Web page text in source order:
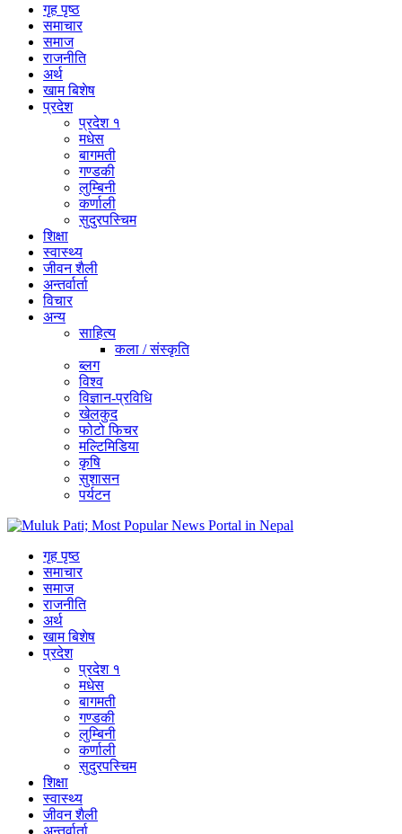
गृह पृष्ठ
समाचार
समाज
राजनीति
अर्थ
खाम बिशेष
प्रदेश
प्रदेश १
मधेस
बागमती
गण्डकी
लुम्बिनी
कर्णाली
सुदुरपस्चिम
शिक्षा
स्वास्थ्य
जीवन शैली
अन्तर्वार्ता
विचार
अन्य
साहित्य
कला / संस्कृति
ब्लग
विश्व
विज्ञान-प्रविधि
खेलकुद
फोटो फिचर
मल्टिमिडिया
कृषि
सुशासन
पर्यटन
गृह पृष्ठ
समाचार
समाज
राजनीति
अर्थ
खाम बिशेष
प्रदेश
प्रदेश १
मधेस
बागमती
गण्डकी
लुम्बिनी
कर्णाली
सुदुरपस्चिम
शिक्षा
स्वास्थ्य
जीवन शैली
अन्तर्वार्ता